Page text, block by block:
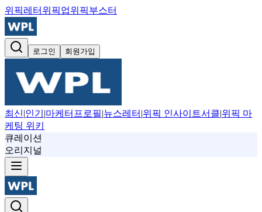
위픽레터 위픽업위픽부스터
로그인 회원가입
최신|인기 |마케터프로필|뉴스레터 |위픽 인사이트서클|위픽 마
케팅 위키
큐레이션
오리지널